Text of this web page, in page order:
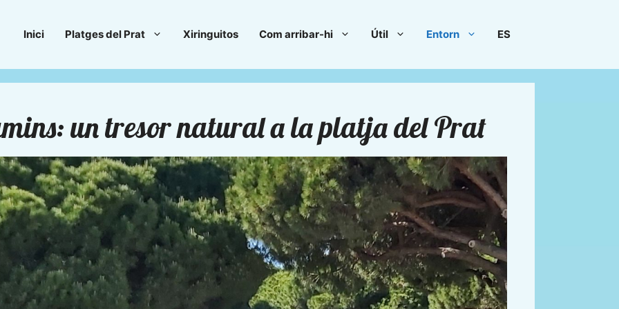
Inici Platges del Prat Xiringuitos Com arribar-hi Útil Entorn ES
un tresor natural a la platja del Prat